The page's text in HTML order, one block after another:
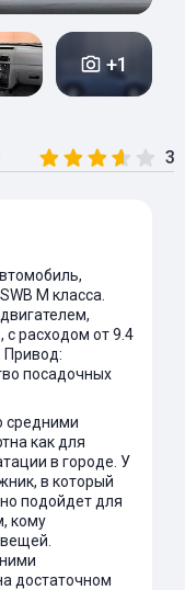
+1
M класса.
расходом от 9.4
Привод:
посадочных
средними
как для
в городе. У
в который
подойдет для
кому
достаточном